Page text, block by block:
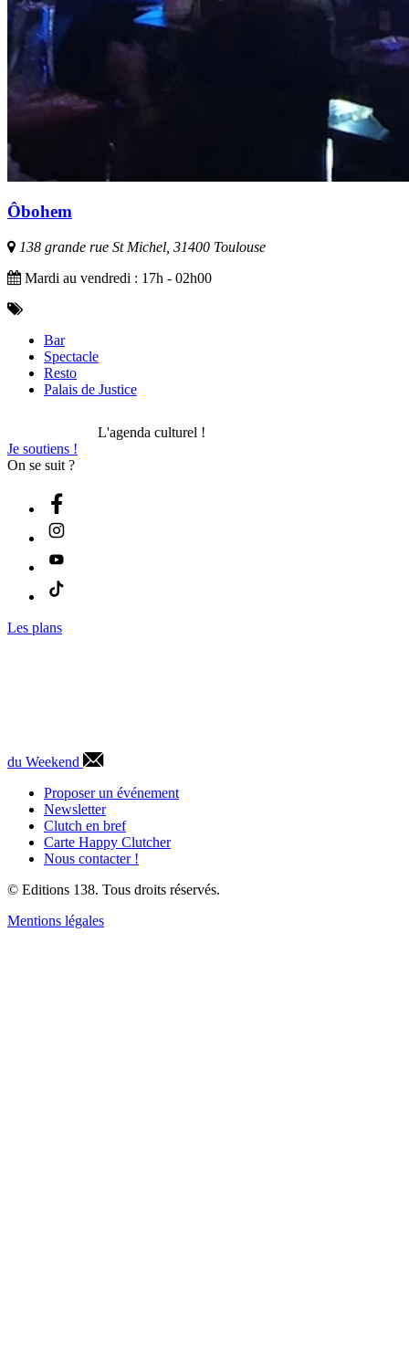
Ôbohem
138 grande rue St Michel, 31400 Toulouse
Mardi au vendredi : 17h - 02h00
Bar
Spectacle
Resto
Palais de Justice
L'agenda culturel !
Je soutiens !
On se suit ?
Les plans
du Weekend
Proposer un événement
Newsletter
Clutch en bref
Carte Happy Clutcher
Nous contacter !
© Editions 138. Tous droits réservés.
Mentions légales